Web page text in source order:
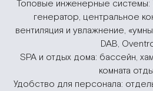
Топовые инженерные системы:
генератор, центральное
вентиляция и увлажнение,
DAB,
SPA и отдых дома: бассейн,
комната
Удобство для персонала: